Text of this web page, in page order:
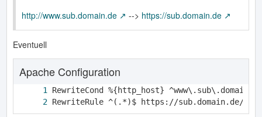
http://www.sub.domain.de --> https://sub.domain.de
Eventuell
Apache Configuration
RewriteRule ^(.*)$ https://sub.domain.de/$1